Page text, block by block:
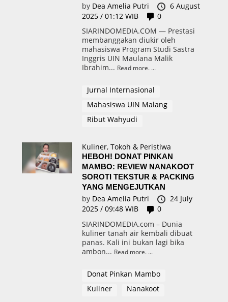
by Dea Amelia Putri
6 August
2025 / 01:12 WIB
0
SIARINDOMEDIA.COM — Prestasi
membanggakan diukir oleh
mahasiswa Program Studi Sastra
Inggris UIN Maulana Malik
Ibrahim... Read more.
Jurnal Internasional
Mahasiswa UIN Malang
Ribut Wahyudi
Kuliner, Tokoh & Peristiwa
HEBOH! DONAT PINKAN
MAMBO: REVIEW NANAKOOT
SOROTI TEKSTUR & PACKING
YANG MENGEJUTKAN
by Dea Amelia Putri
24 July
2025 / 09:48 WIB
0
SIARINDOMEDIA.com – Dunia
kuliner tanah air kembali dibuat
panas. Kali ini bukan lagi bika
ambon... Read more.
Donat Pinkan Mambo
Kuliner
Nanakoot